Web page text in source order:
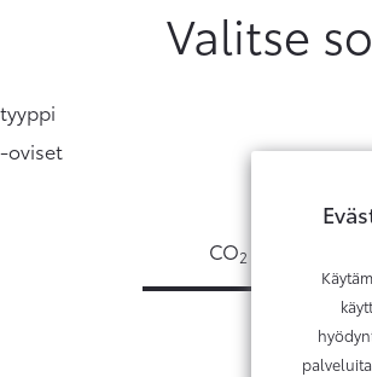
Valitse
oviset
CO2